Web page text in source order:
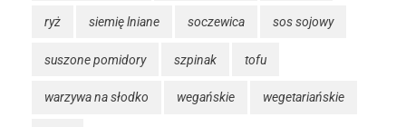
ryż siemię lniane soczewica sos sojowy
suszone pomidory szpinak tofu
warzywa na słodko wegańskie wegetariańskie